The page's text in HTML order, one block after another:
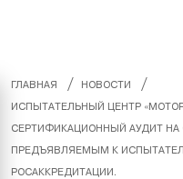
ГЛАВНАЯ / НОВОСТИ /
ИСПЫТАТЕЛЬНЫЙ ЦЕНТР
СЕРТИФИКАЦИОННЫЙ АУДИТ НА
ПРЕДЪЯВЛЯЕМЫМ К
РОСАККРЕДИТАЦИИ.